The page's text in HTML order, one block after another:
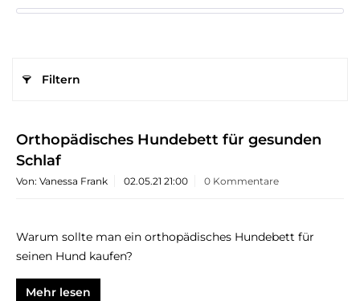
Filtern
Orthopädisches Hundebett für gesunden
Schlaf
Von: Vanessa Frank 02.05.21 21:00 0 Kommentare
Warum sollte man ein orthopädisches Hundebett für
seinen Hund kaufen?
Mehr lesen